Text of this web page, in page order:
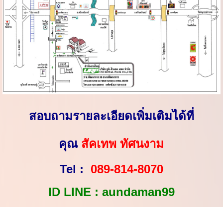
สอบถามรายละเอียดเพิ่มเติมได้ที่
คุณ สัคเทพ ทัศนงาม
Tel :
089-814-8070
ID LINE : aundaman99